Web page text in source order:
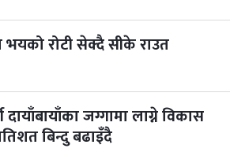
रोटी सेक्दै सीके राउत
दायाँबायाँका जग्गामा लाग्ने विकास
बिन्दु बढाइँदै